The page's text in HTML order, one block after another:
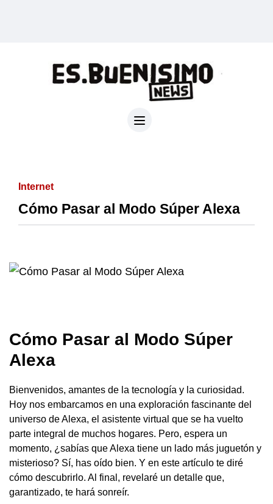
Internet
Cómo Pasar al Modo Súper Alexa
Cómo Pasar al Modo Súper
Alexa
Bienvenidos, amantes de la tecnología y la curiosidad.
Hoy nos embarcamos en una exploración fascinante del
universo de Alexa, el asistente virtual que se ha vuelto
parte integral de muchos hogares. Pero, espera un
momento, ¿sabías que Alexa tiene un lado más juguetón y
misterioso? Sí, has oído bien. Y en este artículo te diré
cómo descubrirlo. Al final, revelaré un detalle que,
garantizado, te hará sonreír.